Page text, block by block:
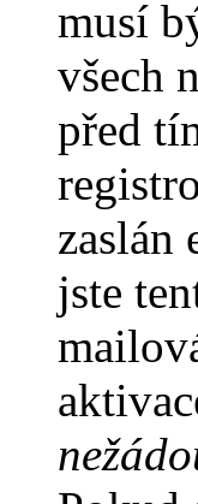
musí
všech
před
zaslán
jste